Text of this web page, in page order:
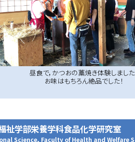
昼食で，かつおの藁焼き体験しました
お味はもちろん絶品でした！
祉学部栄養学科食品化学研究室
Science, Faculty of Health and Welfare